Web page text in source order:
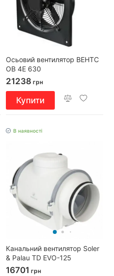
Осьовий вентилятор ВЕНТС
ОВ 4Е 630
21238 грн
Купити
В наявності
Канальний вентилятор Soler
& Palau TD EVO-125
16701 грн